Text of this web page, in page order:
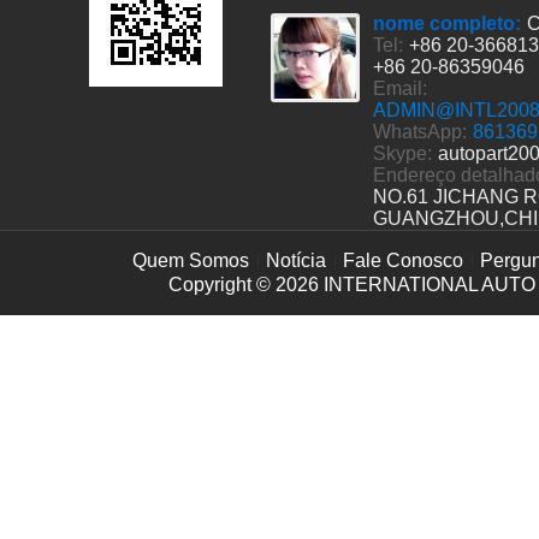
nome completo:
Tel: +86 20-
+86 20-86359046
Email:
WhatsApp:
Skype:
Endereço
NO.61 JICHANG
Quem Somos Notícia Fale Conosco
Copyright © 2026 INTERNATIONAL